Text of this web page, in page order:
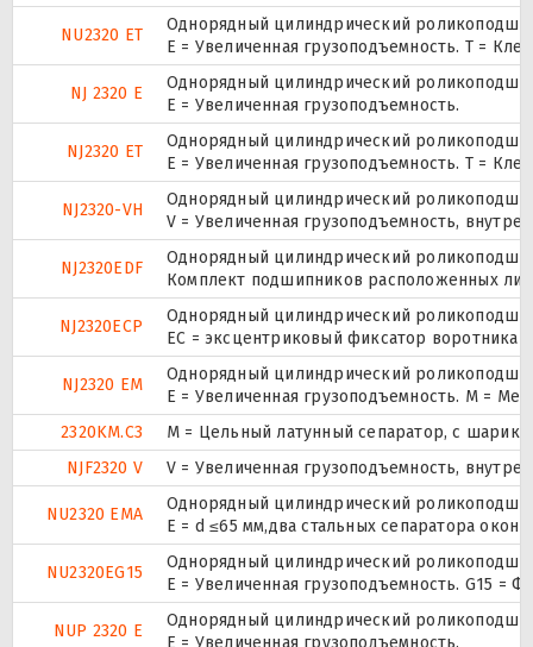
NU2320 ET
Однорядный цилиндрический
E = Увеличенная грузоподъемность. T =
NJ 2320 E
Однорядный цилиндрический
Е = Увеличенная грузоподъемность.
NJ2320 ET
Однорядный цилиндрический
E = Увеличенная грузоподъемность. T =
NJ2320-VH
Однорядный цилиндрический
V = Увеличенная грузоподъемность,
NJ2320EDF
Однорядный цилиндрический
Комплект подшипников расположенных
NJ2320ECP
Однорядный цилиндрический
ЕС = эксцентриковый фиксатор воротника
NJ2320 EM
Однорядный цилиндрический
E = Увеличенная грузоподъемность. М =
2320KM.C3
M = Цельный латунный сепаратор, с
NJF2320 V
V = Увеличенная грузоподъемность,
NU2320 EMA
Однорядный цилиндрический
E = d ≤65 мм,два стальных сепаратора
NU2320EG15
Однорядный цилиндрический
E = Увеличенная грузоподъемность. G15 =
NUP 2320 E
Однорядный цилиндрический
Е = Увеличенная грузоподъемность.